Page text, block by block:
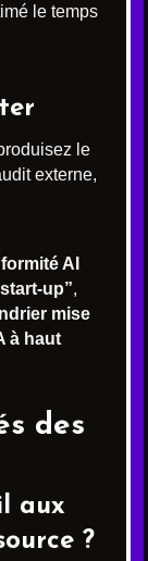
le temps
le
externe,
AI
up”,
mise
à haut
des
aux
?